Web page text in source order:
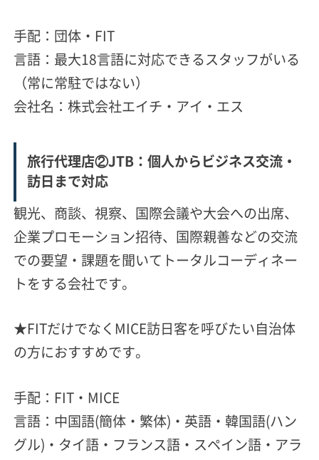
手配：団体・FIT
言語：最大18言語に対応できるスタッフがいる
（常に常駐ではない）
会社名：株式会社エイチ・アイ・エス
旅行代理店②JTB：個人からビジネス交流・
訪日まで対応
観光、商談、視察、国際会議や大会への出席、
企業プロモーション招待、国際親善などの交流
での要望・課題を聞いてトータルコーディネー
トをする会社です。
★FITだけでなくMICE訪日客を呼びたい自治体
の方におすすめです。
手配：FIT・MICE
言語：中国語(簡体・繁体)・英語・韓国語(ハン
グル)・タイ語・フランス語・スペイン語・アラ